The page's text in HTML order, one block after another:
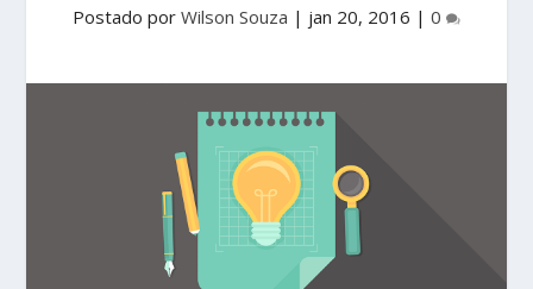
Postado por Wilson Souza | jan 20, 2016 | 0